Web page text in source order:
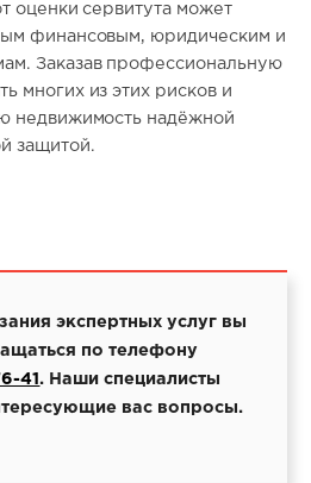
оценки сервитута может
финансовым, юридическим и
Заказав профессиональную
многих из этих рисков и
недвижимость надёжной
защитой.
экспертных услуг вы
по телефону
41. Наши специалисты
вас вопросы.